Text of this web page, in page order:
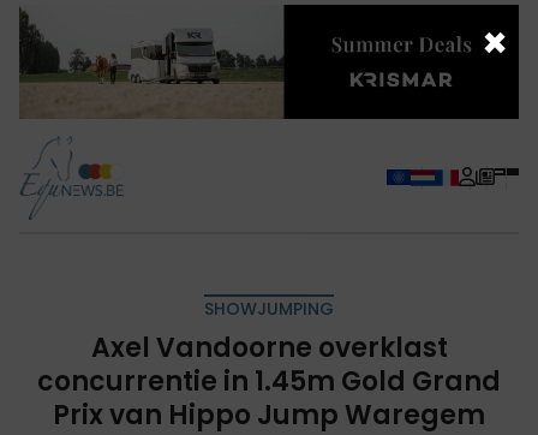
SHOWJUMPING
Axel Vandoorne overklast
concurrentie in 1.45m Gold Grand
Prix van Hippo Jump Waregem
×